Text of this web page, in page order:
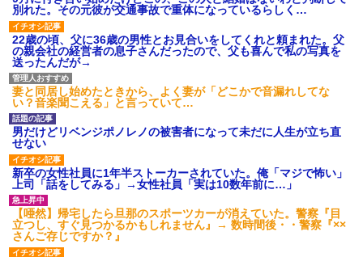
高速道路左車線を制限速度で走
った結果wwwwwwwwwwww
百年の恋12-899 食べた量を
張り合ってくる
【悲報】佐藤輝明・・・２軍
でも盛大にやらかす←あまり悲
しませないでくれ
別れた。その元彼が交通事故で重体になっているらしく…
22歳の頃、父に36歳の男性とお見合いをしてくれと頼まれた。父
の親会社の経営者の息子さんだったので、父も喜んで私の写真を
送ったんだが→
妻と同居し始めたときから、よく妻が「どこかで音漏れしてな
い？音楽聞こえる」と言っていて…
男だけどリベンジポノレノの被害者になって未だに人生が立ち直
せない
新卒の女性社員に1年半ストーカーされていた。俺「マジで怖い」
上司「話をしてみる」→女性社員「実は10数年前に…」
【唖然】帰宅したら旦那のスポーツカーが消えていた。警察『目
立つし、すぐ見つかるかもしれません』→ 数時間後・・警察『××
さんご存じですか？』